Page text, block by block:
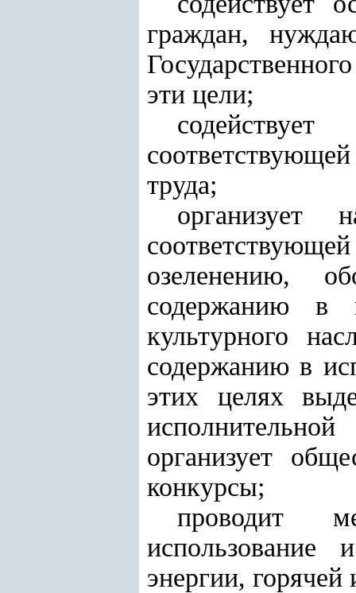
граждан,
эти цели;
труда;
организует
озеленению,
содержанию в
культурного
содержанию в
этих целях
организует
конкурсы;
проводит
использование
энергии,